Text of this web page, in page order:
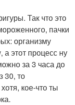
Так что это
пачки
организму
этот процесс ну
за 3 часа до
30, то
кое-что ты